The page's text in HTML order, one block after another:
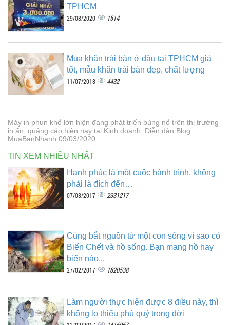
TPHCM
29/08/2020 1514
Mua khăn trải bàn ở đâu tại TPHCM giá
tốt, mẫu khăn trải bàn đẹp, chất lượng
11/07/2018 4432
Máy in phun khổ lớn hiện đang phát triển bùng nổ trên thị trường
in ấn, quảng cáo hiện nay tại Kinh doanh, Diễn đàn Blog
MuaBanNhanh 09/03/2020
TIN XEM NHIỀU NHẤT
Hạnh phúc là một cuộc hành trình, không
phải là đích đến…
07/03/2017 2331217
Cùng bắt nguồn từ một con sông vì sao có
Biển Chết và hồ sống. Bạn mang hồ hay
biển nào...
27/02/2017 1820538
Làm người thực hiện được 8 điều này, thì
không lo thiếu phú quý trong đời